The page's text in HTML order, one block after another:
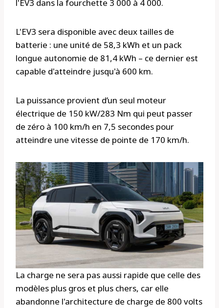
l'EV3 dans la fourchette 3 000 à 4 000.
L'EV3 sera disponible avec deux tailles de
batterie : une unité de 58,3 kWh et un pack
longue autonomie de 81,4 kWh – ce dernier est
capable d'atteindre jusqu'à 600 km.
La puissance provient d’un seul moteur
électrique de 150 kW/283 Nm qui peut passer
de zéro à 100 km/h en 7,5 secondes pour
atteindre une vitesse de pointe de 170 km/h.
La charge ne sera pas aussi rapide que celle des
modèles plus gros et plus chers, car elle
abandonne l'architecture de charge de 800 volts